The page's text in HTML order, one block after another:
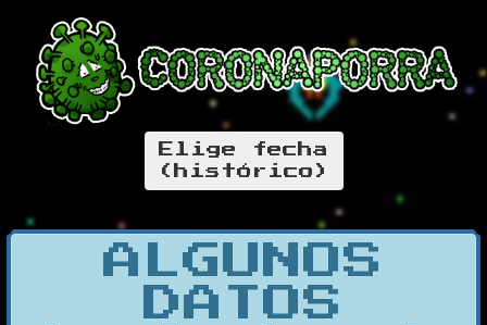
Elige fecha
(histórico)
ALGUNOS
DATOS